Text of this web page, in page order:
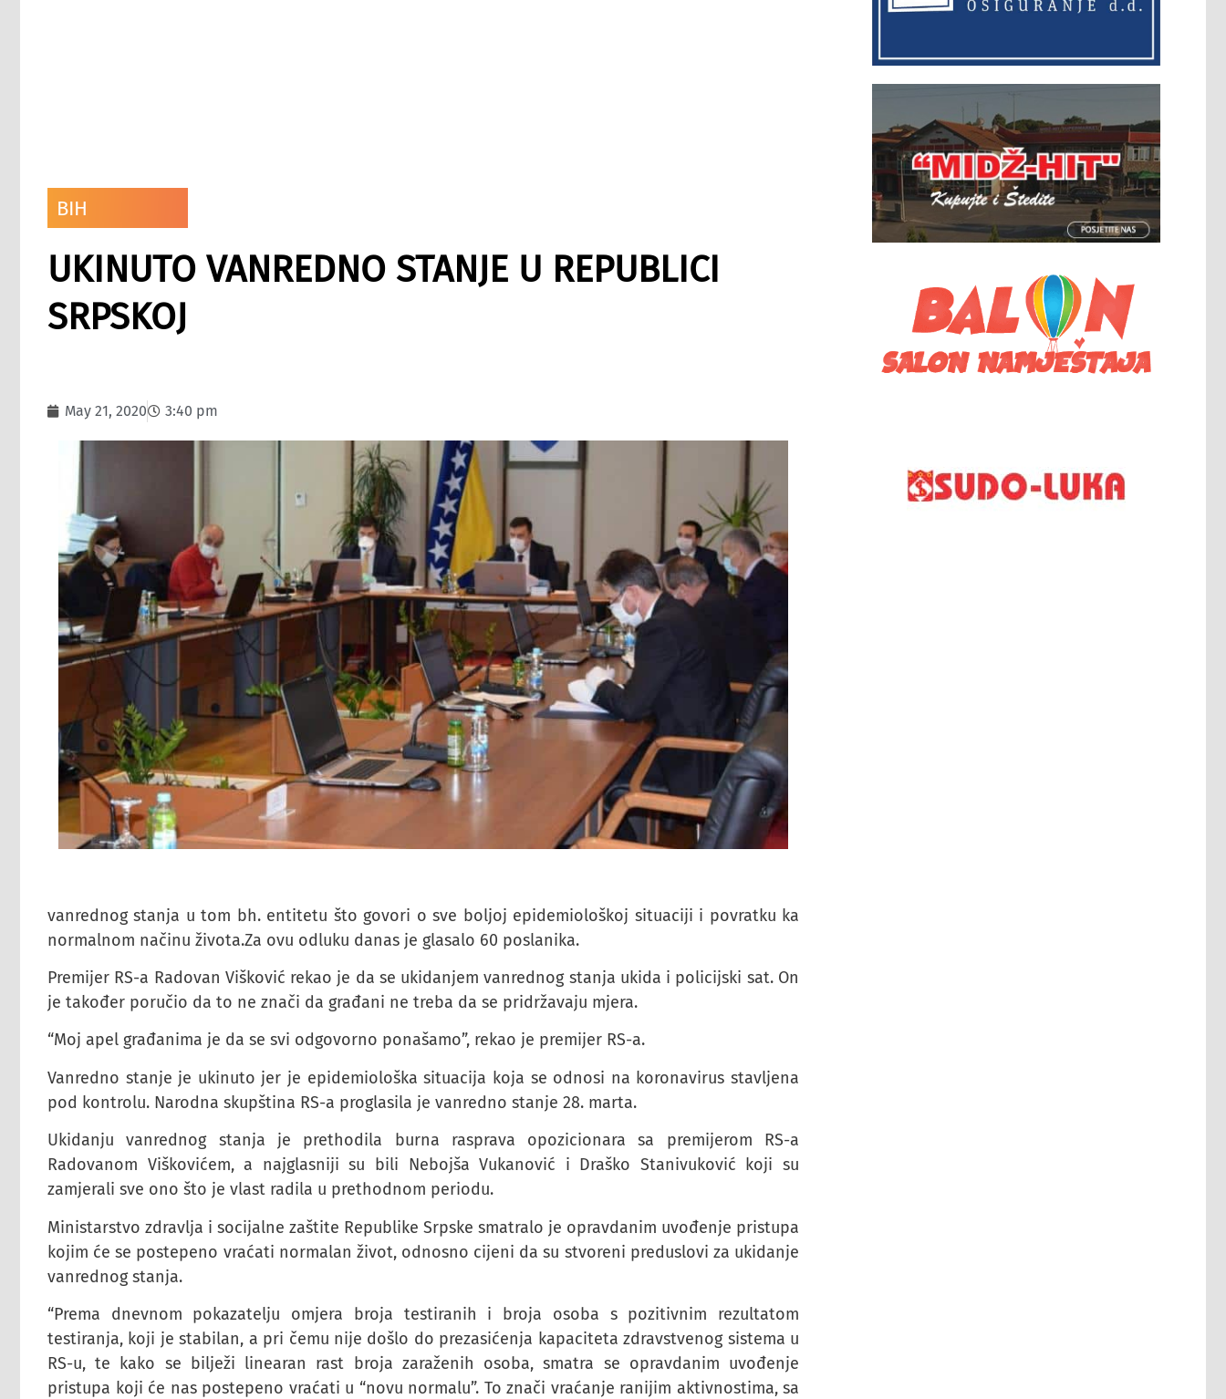
BIH
UKINUTO VANREDNO STANJE U REPUBLICI
SRPSKOJ
May 21, 2020 3:40 pm
vanrednog stanja u tom bh. entitetu što govori o sve boljoj epidemiološkoj situaciji i povratku ka
normalnom načinu života.Za ovu odluku danas je glasalo 60 poslanika.
Premijer RS-a Radovan Višković rekao je da se ukidanjem vanrednog stanja ukida i policijski sat. On
je također poručio da to ne znači da građani ne treba da se pridržavaju mjera.
“Moj apel građanima je da se svi odgovorno ponašamo”, rekao je premijer RS-a.
Vanredno stanje je ukinuto jer je epidemiološka situacija koja se odnosi na koronavirus stavljena
pod kontrolu. Narodna skupština RS-a proglasila je vanredno stanje 28. marta.
Ukidanju vanrednog stanja je prethodila burna rasprava opozicionara sa premijerom RS-a
Radovanom Viškovićem, a najglasniji su bili Nebojša Vukanović i Draško Stanivuković koji su
zamjerali sve ono što je vlast radila u prethodnom periodu.
Ministarstvo zdravlja i socijalne zaštite Republike Srpske smatralo je opravdanim uvođenje pristupa
kojim će se postepeno vraćati normalan život, odnosno cijeni da su stvoreni preduslovi za ukidanje
vanrednog stanja.
“Prema dnevnom pokazatelju omjera broja testiranih i broja osoba s pozitivnim rezultatom
testiranja, koji je stabilan, a pri čemu nije došlo do prezasićenja kapaciteta zdravstvenog sistema u
RS-u, te kako se bilježi linearan rast broja zaraženih osoba, smatra se opravdanim uvođenje
pristupa koji će nas postepeno vraćati u “novu normalu”. To znači vraćanje ranijim aktivnostima, sa